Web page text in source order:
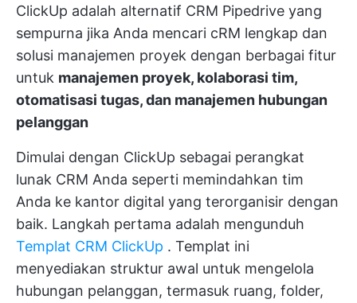
ClickUp adalah alternatif CRM Pipedrive yang
sempurna jika Anda mencari cRM lengkap dan
solusi manajemen proyek dengan berbagai fitur
untuk manajemen proyek, kolaborasi tim,
otomatisasi tugas, dan manajemen hubungan
pelanggan
Dimulai dengan ClickUp sebagai perangkat
lunak CRM Anda seperti memindahkan tim
Anda ke kantor digital yang terorganisir dengan
baik. Langkah pertama adalah mengunduh
Templat CRM ClickUp . Templat ini
menyediakan struktur awal untuk mengelola
hubungan pelanggan, termasuk ruang, folder,